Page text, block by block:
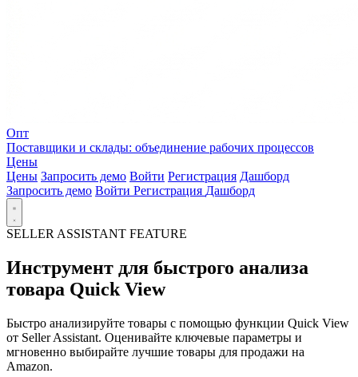
Опт
Поставщики и склады: объединение рабочих процессов
Цены
Цены Запросить демо Войти Регистрация Дашборд
Запросить демо Войти Регистрация Дашборд
SELLER ASSISTANT FEATURE
Инструмент для быстрого анализа
товара Quick View
Быстро анализируйте товары с помощью функции Quick View
от Seller Assistant. Оценивайте ключевые параметры и
мгновенно выбирайте лучшие товары для продажи на
Amazon.